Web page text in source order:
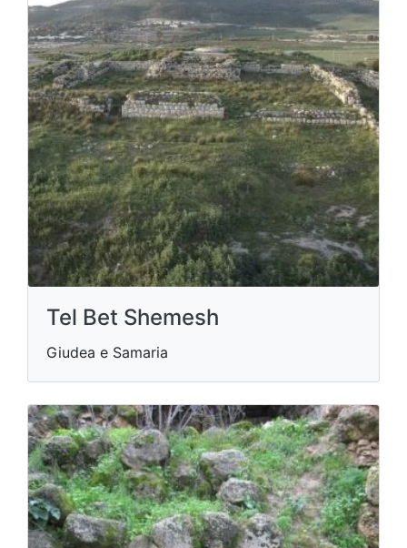
Tel Bet Shemesh
Giudea e Samaria